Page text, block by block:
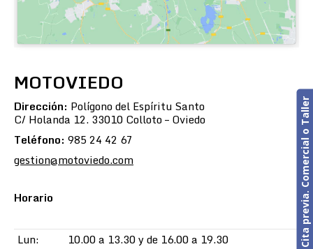
MOTOVIEDO
Dirección: Polígono del Espíritu Santo
C/ Holanda 12. 33010 Colloto – Oviedo
Teléfono: 985 24 42 67
gestion@motoviedo.com
Horario
Lun:
10.00 a 13.30 y de 16.00 a 19.30
Cita previa. Comercial o Taller